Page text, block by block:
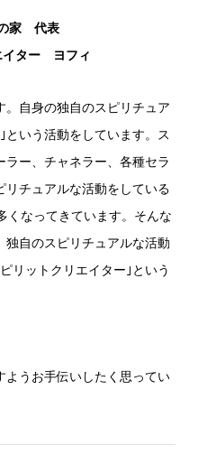
家 代表
イター ヨフィ
自身の独自のスピリチュア
という活動をしています。ス
ー、チャネラー、各種セラ
リチュアルな活動をしている
くなってきています。そんな
自のスピリチュアルな活動
リットクリエイター｣という
うお手伝いしたく思ってい